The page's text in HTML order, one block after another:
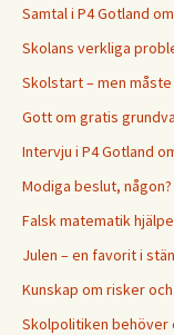
Samtal i P4 Gotland
Skolans verkliga
Skolstart – men
Gott om gratis
Intervju i P4 Gotland
Modiga beslut, någon?
Falsk matematik
Julen – en favorit i
Kunskap om risker
Skolpolitiken behöver